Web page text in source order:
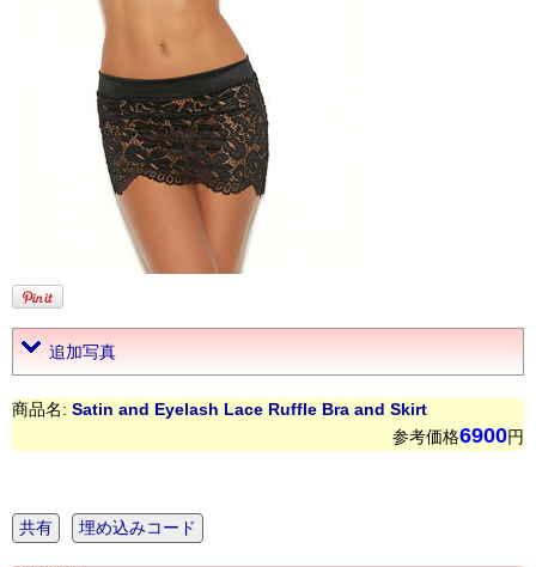
追加写真
商品名: Satin and Eyelash Lace Ruffle Bra and Skirt
参考価格6900円
共有 埋め込みコード